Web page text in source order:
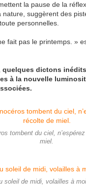
la pause de la
nature, suggèrent des
personnelles.
fait pas le printemps. »
quelques dictons
à la nouvelle
tombent du ciel,
miel.
soleil de midi, volailles à